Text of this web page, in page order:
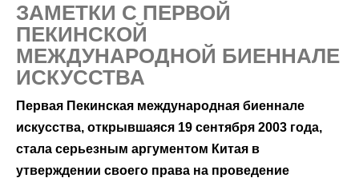
ЗАМЕТКИ С ПЕРВОЙ
ПЕКИНСКОЙ
МЕЖДУНАРОДНОЙ БИЕННАЛЕ
ИСКУССТВА
Первая Пекинская международная биеннале
искусства, открывшаяся 19 сентября 2003 года,
стала серьезным аргументом Китая в
утверждении своего права на проведение